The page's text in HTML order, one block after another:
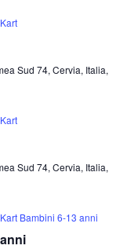
Sud 74, Cervia, Italia,
Sud 74, Cervia, Italia,
Bambini 6-13 anni